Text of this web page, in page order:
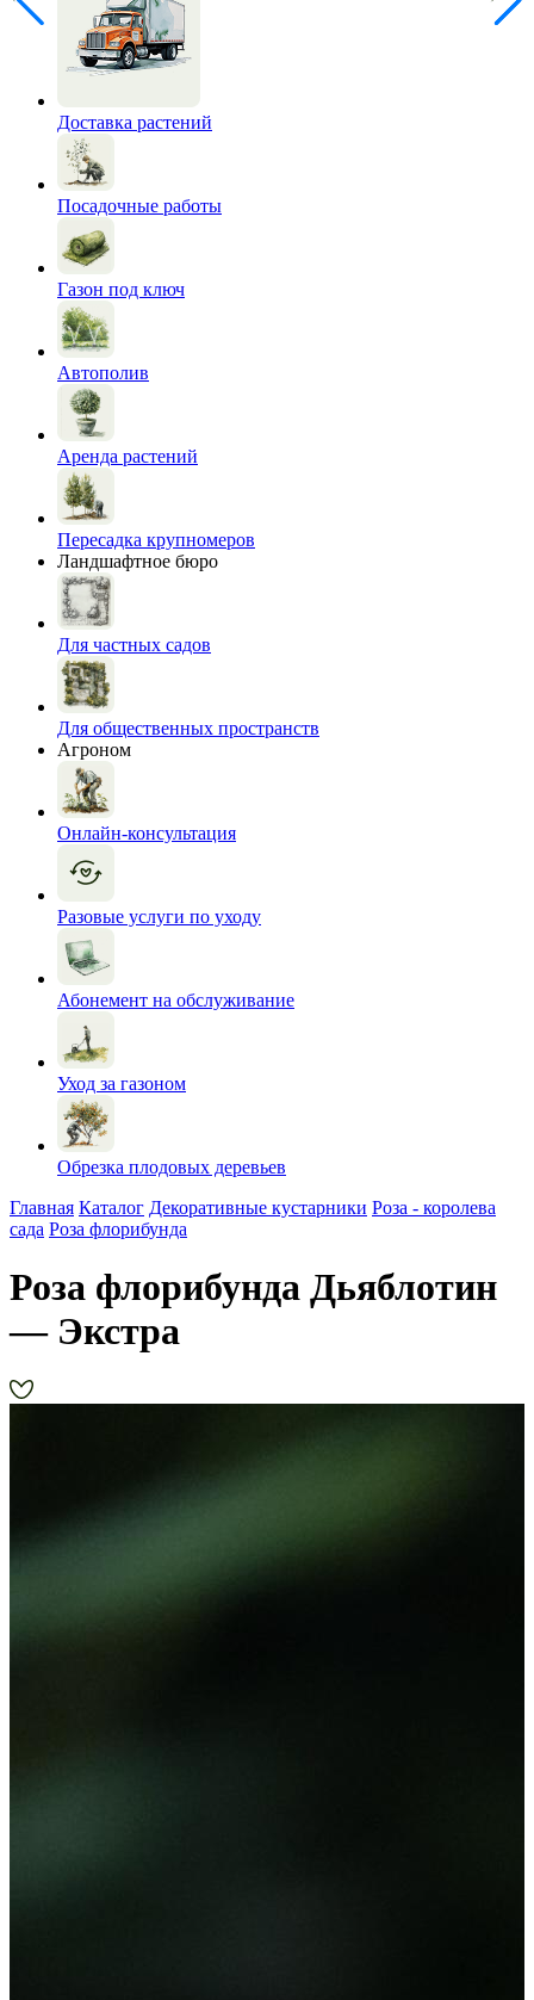
Доставка растений
Посадочные работы
Газон под ключ
Автополив
Аренда растений
Пересадка крупномеров
Ландшафтное бюро
Для частных садов
Для общественных пространств
Агроном
Онлайн-консультация
Разовые услуги по уходу
Абонемент на обслуживание
Уход за газоном
Обрезка плодовых деревьев
Главная Каталог Декоративные кустарники Роза - королева
сада Роза флорибунда
Роза флорибунда Дьяблотин
— Экстра